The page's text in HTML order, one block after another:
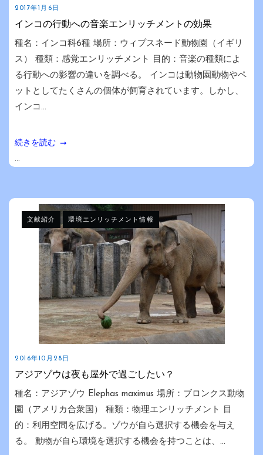
2017年1月6日
インコの行動への音楽エンリッチメントの効果
種名：インコ科6種 場所：ウィプスネード動物園（イギリ
ス） 種類：感覚エンリッチメント 目的：音楽の種類によ
る行動への影響の違いを調べる。 インコは動物園動物やペ
ットとしてたくさんの個体が飼育されています。しかし、
インコ...
続きを読む
...
文献紹介 環境エンリッチメント情報
2016年10月28日
アジアゾウは夜も屋外で過ごしたい？
種名：アジアゾウ Elephas maximus 場所：ブロンクス動物
園（アメリカ合衆国） 種類：物理エンリッチメント 目
的：利用空間を広げる。ゾウが自ら選択する機会を与え
る。 動物が自ら環境を選択する機会を持つことは、...